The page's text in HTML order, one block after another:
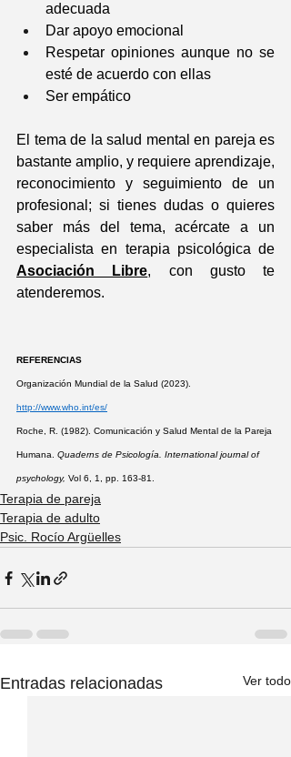
adecuada
Dar apoyo emocional
Respetar opiniones aunque no se
esté de acuerdo con ellas
Ser empático
El tema de la salud mental en pareja es
bastante amplio, y requiere aprendizaje,
reconocimiento y seguimiento de un
profesional; si tienes dudas o quieres
saber más del tema, acércate a un
Asociación Libre, con gusto te
atenderemos.
REFERENCIAS
Organización Mundial de la Salud (2023).
http://www.who.int/es/
Roche, R. (1982). Comunicación y Salud Mental de la Pareja
Humana. Quaderns de Psicología. International journal of
psychology, Vol 6, 1, pp. 163-81.
Terapia de pareja
Terapia de adulto
Psic. Rocío Argüelles
Entradas relacionadas Ver todo